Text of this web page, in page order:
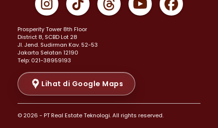
Properti Dijual di Johar Baru >
Properti Dijual di Menteng >
Properti Dijual di Senen >
Properti Dijual di Tanah Abang >
Properti Dijual di Cikini >
Properti Dijual di Kramat >
Properti Dijual di Pasar Baru >
Properti Dijual di Bendungan Hilir >
Properti Dijual di Jakarta Selatan >
Prosperity Tower 8th Floor
District 8, SCBD Lot 28
JI. Jend. Sudirman Kav. 52-53
Jakarta Selatan 12190
Telp: 021-38959193
Lihat di Google Maps
© 2026 - PT Real Estate Teknologi. All rights reserved.